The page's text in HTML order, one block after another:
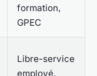
formation,
GPEC
Libre-service
employé,